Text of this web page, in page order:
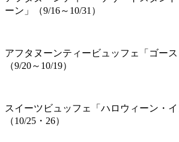
ーン」（9/16～10/31）
アフタヌーンティービュッフェ「ゴース
（9/20～10/19）
スイーツビュッフェ「ハロウィーン・イ
（10/25・26）